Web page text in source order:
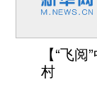
【“飞
村